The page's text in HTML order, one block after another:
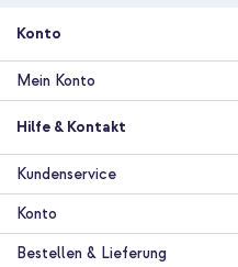
Konto
Mein Konto
Hilfe & Kontakt
Kundenservice
Konto
Bestellen & Lieferung